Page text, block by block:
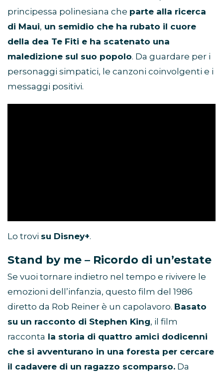
principessa polinesiana che parte alla ricerca
di Maui, un semidio che ha rubato il cuore
della dea Te Fiti e ha scatenato una
maledizione sul suo popolo. Da guardare per i
personaggi simpatici, le canzoni coinvolgenti e i
messaggi positivi.
Lo trovi su Disney+.
Stand by me – Ricordo di un’estate
Se vuoi tornare indietro nel tempo e rivivere le
emozioni dell’infanzia, questo film del 1986
diretto da Rob Reiner è un capolavoro. Basato
su un racconto di Stephen King, il film
racconta la storia di quattro amici dodicenni
che si avventurano in una foresta per cercare
il cadavere di un ragazzo scomparso. Da